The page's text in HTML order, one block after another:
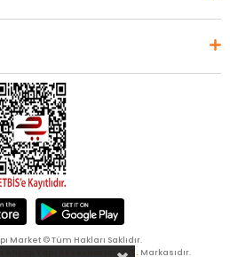
Market © Tüm Hakları Saklıdır.
Ahşap Yapı Aksesuarları A.Ş. Markasıdır.